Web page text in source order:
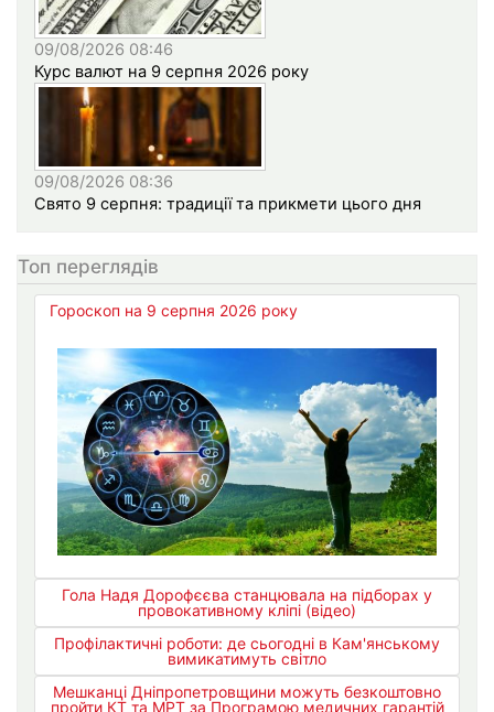
09/08/2026 08:46
Курс валют на 9 серпня 2026 року
09/08/2026 08:36
Свято 9 серпня: традиції та прикмети цього дня
Топ переглядів
Гороскоп на 9 серпня 2026 року
Гола Надя Дорофєєва станцювала на підборах у
провокативному кліпі (відео)
Профілактичні роботи: де сьогодні в Кам'янському
вимикатимуть світло
Мешканці Дніпропетровщини можуть безкоштовно
пройти КТ та МРТ за Програмою медичних гарантій